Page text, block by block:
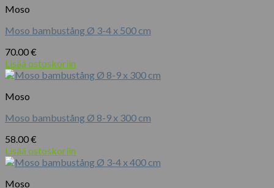
Moso
Moso bambustång Ø 3-4 x 500 cm
70.00€
Lisää ostoskoriin
Moso
Moso bambustång Ø 8-9 x 300 cm
58.00€
Lisää ostoskoriin
Moso